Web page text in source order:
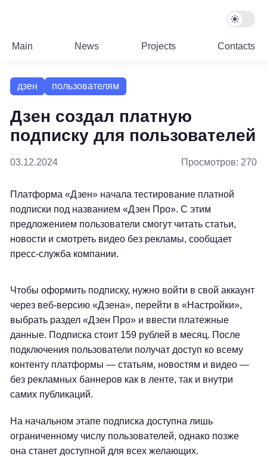
Main News Projects Contacts
дзен пользователям
Дзен создал платную
подписку для пользователей
03.12.2024 Просмотров: 270
Платформа «Дзен» начала тестирование платной
подписки под названием «Дзен Про». С этим
предложением пользователи смогут читать статьи,
новости и смотреть видео без рекламы, сообщает
пресс-служба компании.
Чтобы оформить подписку, нужно войти в свой аккаунт
через веб-версию «Дзена», перейти в «Настройки»,
выбрать раздел «Дзен Про» и ввести платежные
данные. Подписка стоит 159 рублей в месяц. После
подключения пользователи получат доступ ко всему
контенту платформы — статьям, новостям и видео —
без рекламных баннеров как в ленте, так и внутри
самих публикаций.
На начальном этапе подписка доступна лишь
ограниченному числу пользователей, однако позже
она станет доступной для всех желающих.